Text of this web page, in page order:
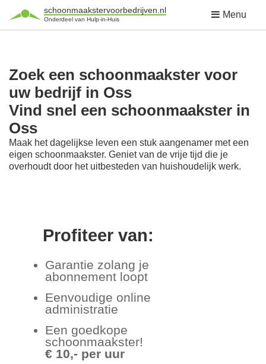
schoonmaakstervoorbedrijven.nl
Onderdeel van Hulp-in-Huis Menu
Zoek een schoonmaakster voor
uw bedrijf in Oss
Vind snel een schoonmaakster in
Oss
Maak het dagelijkse leven een stuk aangenamer met een
eigen schoonmaakster. Geniet van de vrije tijd die je
overhoudt door het uitbesteden van huishoudelijk werk.
Profiteer van:
Garantie zolang je
abonnement loopt
Eenvoudige online
administratie
Een goedkope
schoonmaakster!
€ 10,- per uur